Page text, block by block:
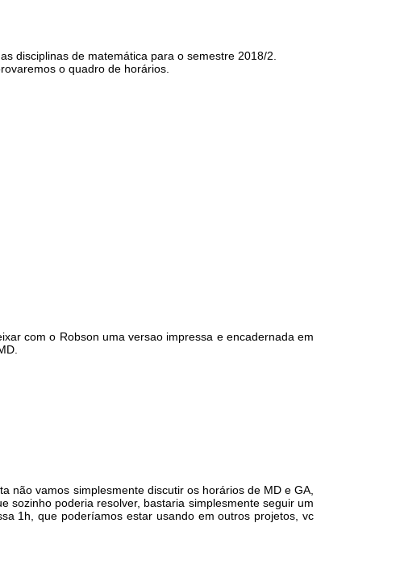
disciplinas de matemática para o semestre 2018/2.
o quadro de horários.
com o Robson uma versao impressa e encadernada em
não vamos simplesmente discutir os horários de MD e GA,
sozinho poderia resolver, bastaria simplesmente seguir um
1h, que poderíamos estar usando em outros projetos, vc